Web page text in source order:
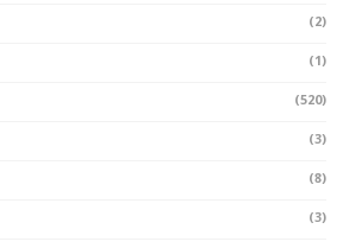
(1541)
(2)
(480)
(1)
(958)
(27)